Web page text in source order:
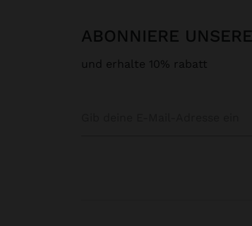
ABONNIERE
und erhalte 10% rabatt